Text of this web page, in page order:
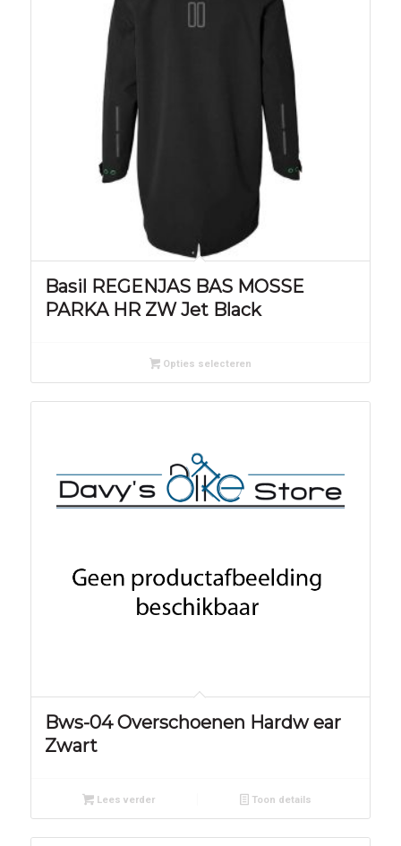
Basil REGENJAS BAS MOSSE
PARKA HR ZW Jet Black
Opties selecteren
Bws-04 Overschoenen Hardw ear
Zwart
Lees verder Toon details